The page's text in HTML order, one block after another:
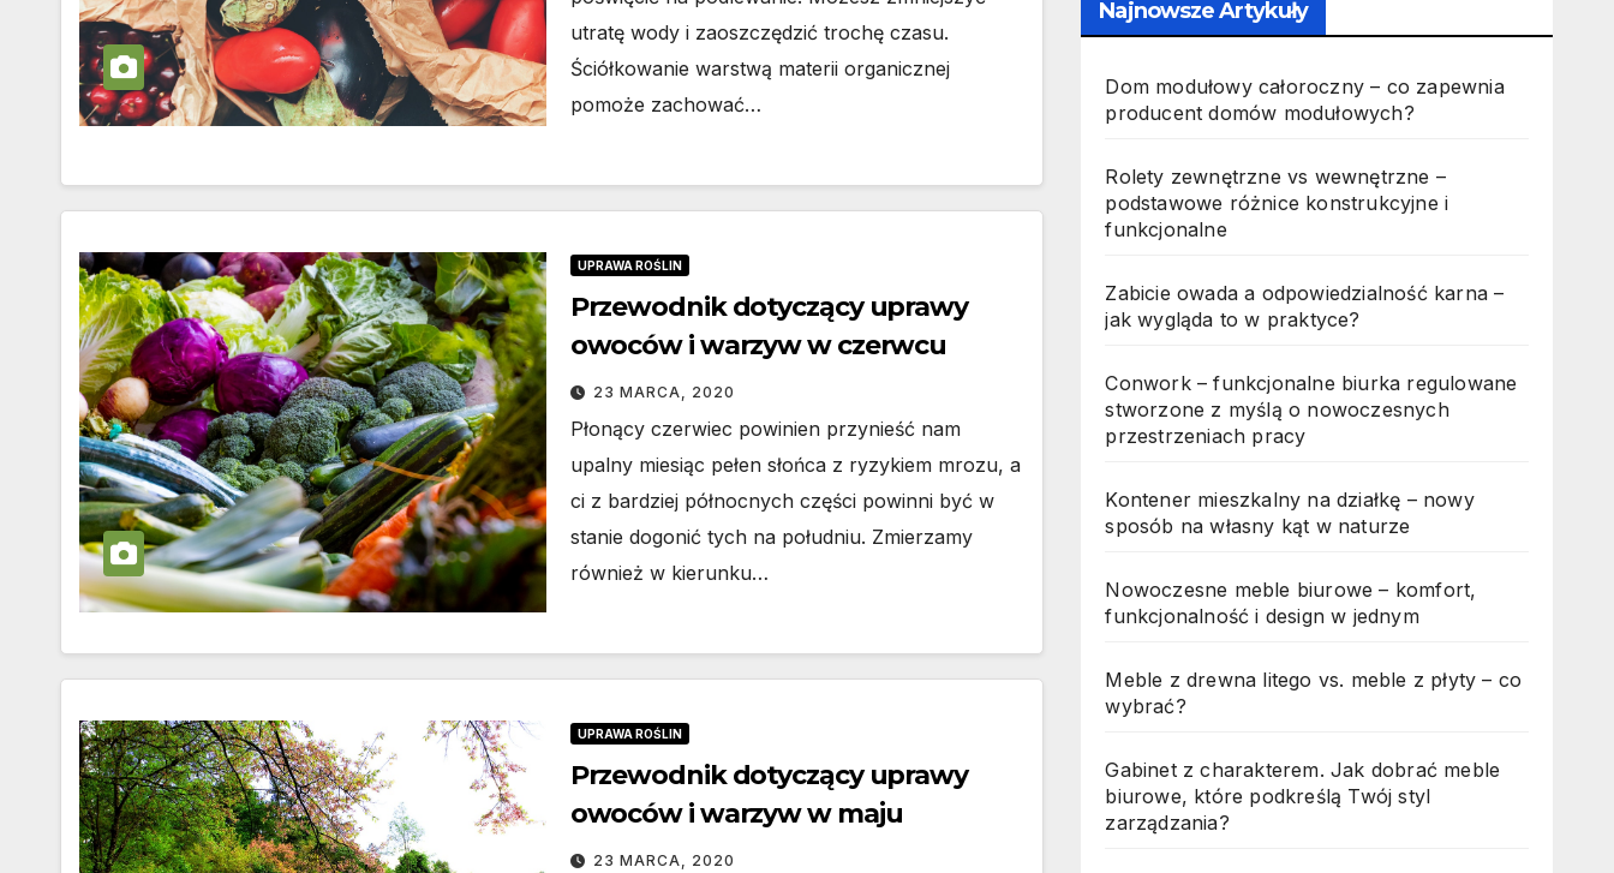
utratę wody i zaoszczędzić trochę czasu.
Ściółkowanie warstwą materii organicznej
pomoże zachować…
UPRAWA ROŚLIN
Przewodnik dotyczący uprawy
owoców i warzyw w czerwcu
23 MARCA, 2020
Płonący czerwiec powinien przynieść nam
upalny miesiąc pełen słońca z ryzykiem mrozu, a
ci z bardziej północnych części powinni być w
stanie dogonić tych na południu. Zmierzamy
również w kierunku…
UPRAWA ROŚLIN
Przewodnik dotyczący uprawy
owoców i warzyw w maju
23 MARCA, 2020
Najnowsze Artykuły
Dom modułowy całoroczny – co zapewnia
producent domów modułowych?
Rolety zewnętrzne vs wewnętrzne –
podstawowe różnice konstrukcyjne i
funkcjonalne
Zabicie owada a odpowiedzialność karna –
jak wygląda to w praktyce?
Conwork – funkcjonalne biurka regulowane
stworzone z myślą o nowoczesnych
przestrzeniach pracy
Kontener mieszkalny na działkę – nowy
sposób na własny kąt w naturze
Nowoczesne meble biurowe – komfort,
funkcjonalność i design w jednym
Meble z drewna litego vs. meble z płyty – co
wybrać?
Gabinet z charakterem. Jak dobrać meble
biurowe, które podkreślą Twój styl
zarządzania?